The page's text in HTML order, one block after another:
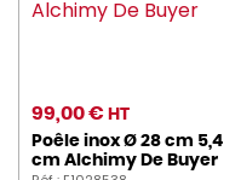
99,00 € HT
Poêle inox Ø 28 cm 5,4
cm Alchimy De Buyer